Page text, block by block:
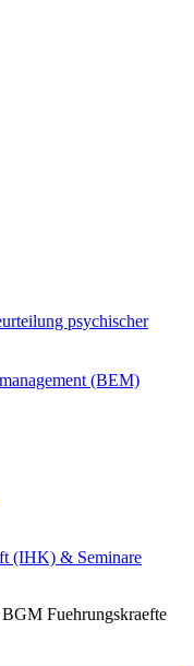
psychischer
(BEM)
(IHK) & Seminare